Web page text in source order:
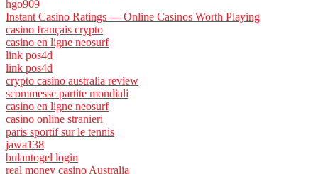
hgo909
Instant Casino Ratings — Online Casinos Worth Playing
casino français crypto
casino en ligne neosurf
link pos4d
link pos4d
crypto casino australia review
scommesse partite mondiali
casino en ligne neosurf
casino online stranieri
paris sportif sur le tennis
jawa138
bulantogel login
real money casino Australia